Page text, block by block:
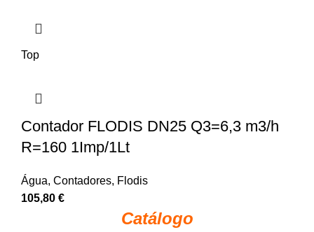
Top
Contador FLODIS DN25 Q3=6,3 m3/h
R=160 1Imp/1Lt
Água, Contadores, Flodis
105,80 €
Catálogo